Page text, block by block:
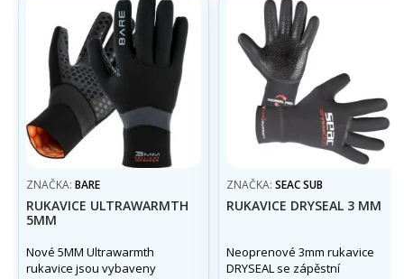
ZNAČKA: BARE
RUKAVICE ULTRAWARMTH
5MM
Nové 5MM Ultrawarmth
rukavice jsou vybaveny
ZNAČKA: SEAC SUB
RUKAVICE DRYSEAL 3 MM
Neoprenové 3mm rukavice
DRYSEAL se zápěstní